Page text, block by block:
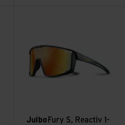
Julbo Fury S, Reactiv 1-